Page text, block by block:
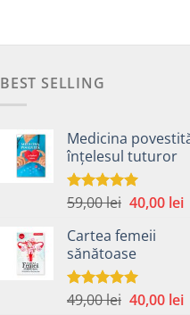
BEST SELLING
Medicina
înțelesul tuturor
Evaluat la
59,00lei Prețul
a
fost:
59,00 lei.
40,00 lei
Cartea femeii
sănătoase
Evaluat la
49,00lei Prețul
40,00 lei